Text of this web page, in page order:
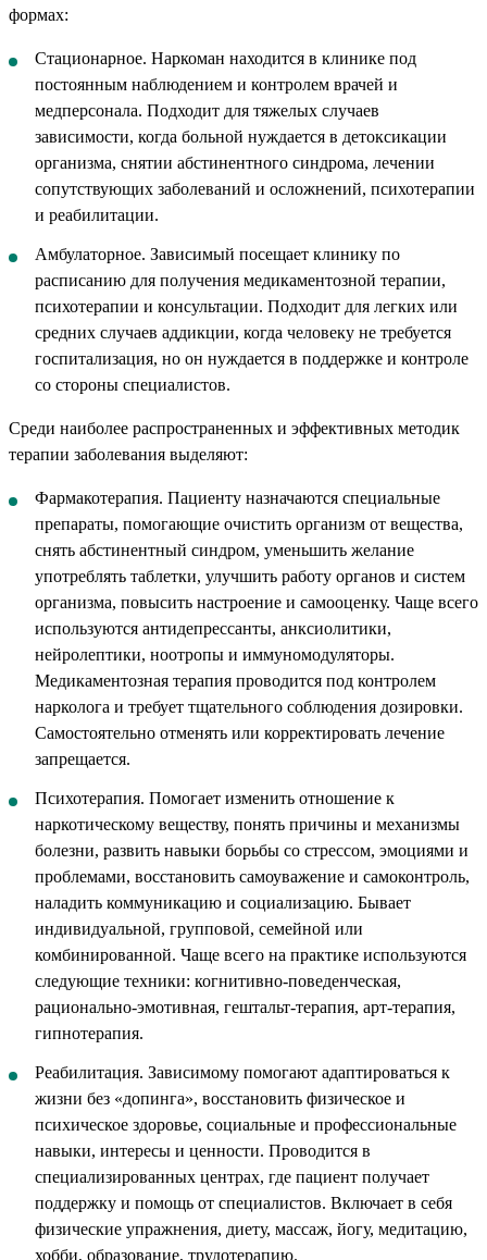
формах:
Стационарное. Наркоман находится в клинике под
постоянным наблюдением и контролем врачей и
медперсонала. Подходит для тяжелых случаев
зависимости, когда больной нуждается в детоксикации
организма, снятии абстинентного синдрома, лечении
сопутствующих заболеваний и осложнений, психотерапии
и реабилитации.
Амбулаторное. Зависимый посещает клинику по
расписанию для получения медикаментозной терапии,
психотерапии и консультации. Подходит для легких или
средних случаев аддикции, когда человеку не требуется
госпитализация, но он нуждается в поддержке и контроле
со стороны специалистов.
Среди наиболее распространенных и эффективных методик
терапии заболевания выделяют:
Фармакотерапия. Пациенту назначаются специальные
препараты, помогающие очистить организм от вещества,
снять абстинентный синдром, уменьшить желание
употреблять таблетки, улучшить работу органов и систем
организма, повысить настроение и самооценку. Чаще всего
используются антидепрессанты, анксиолитики,
нейролептики, ноотропы и иммуномодуляторы.
Медикаментозная терапия проводится под контролем
нарколога и требует тщательного соблюдения дозировки.
Самостоятельно отменять или корректировать лечение
запрещается.
Психотерапия. Помогает изменить отношение к
наркотическому веществу, понять причины и механизмы
болезни, развить навыки борьбы со стрессом, эмоциями и
проблемами, восстановить самоуважение и самоконтроль,
наладить коммуникацию и социализацию. Бывает
индивидуальной, групповой, семейной или
комбинированной. Чаще всего на практике используются
следующие техники: когнитивно-поведенческая,
рационально-эмотивная, гештальт-терапия, арт-терапия,
гипнотерапия.
Реабилитация. Зависимому помогают адаптироваться к
жизни без «допинга», восстановить физическое и
психическое здоровье, социальные и профессиональные
навыки, интересы и ценности. Проводится в
специализированных центрах, где пациент получает
поддержку и помощь от специалистов. Включает в себя
физические упражнения, диету, массаж, йогу, медитацию,
хобби, образование, трудотерапию.